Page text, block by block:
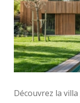
Découvrez la villa